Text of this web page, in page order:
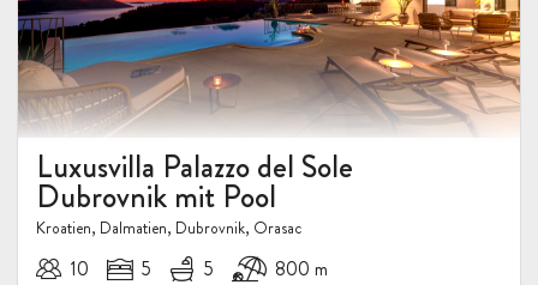
Luxusvilla Palazzo del Sole
Dubrovnik mit Pool
Kroatien, Dalmatien, Dubrovnik, Orasac
10 5 5 800 m